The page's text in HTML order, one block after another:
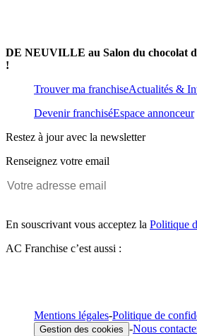
DE NEUVILLE au Salon du chocolat
!
Trouver ma franchiseActualités &
Devenir franchiséEspace annonceur
Restez à jour avec la newsletter
Renseignez votre email
En souscrivant vous acceptez la Politique
AC Franchise c’est aussi :
Mentions légales-Politique de
Gestion des cookies -Nous